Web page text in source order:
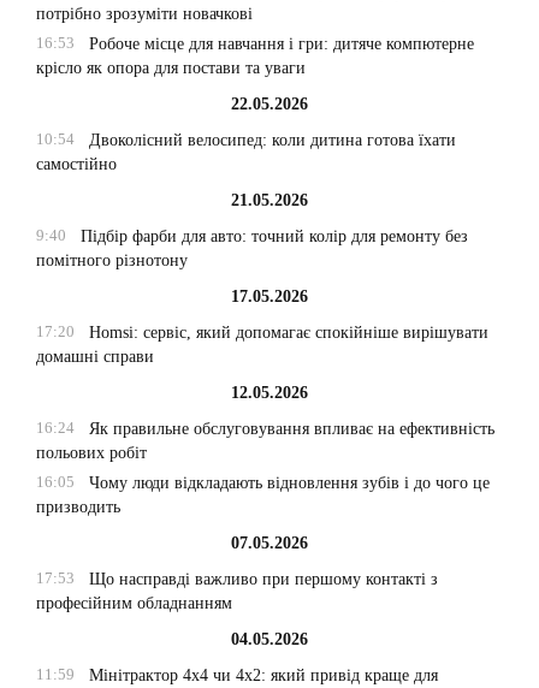
потрібно зрозуміти новачкові
16:53
Робоче місце для навчання і гри: дитяче компютерне
крісло як опора для постави та уваги
22.05.2026
10:54
Двоколісний велосипед: коли дитина готова їхати
самостійно
21.05.2026
9:40
Підбір фарби для авто: точний колір для ремонту без
помітного різнотону
17.05.2026
17:20
Homsi: сервіс, який допомагає спокійніше вирішувати
домашні справи
12.05.2026
16:24
Як правильне обслуговування впливає на ефективність
польових робіт
16:05
Чому люди відкладають відновлення зубів і до чого це
призводить
07.05.2026
17:53
Що насправді важливо при першому контакті з
професійним обладнанням
04.05.2026
11:59
Мінітрактор 4х4 чи 4х2: який привід краще для